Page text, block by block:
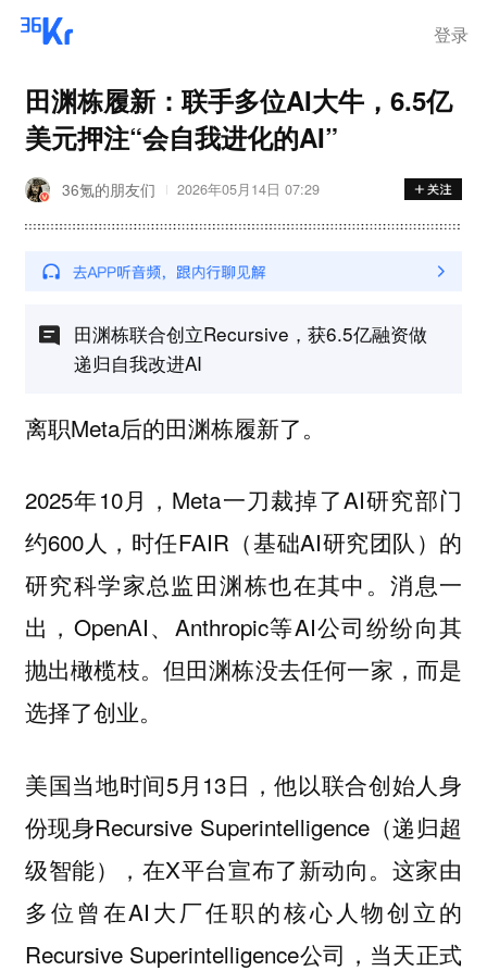
登录
田渊栋履新：联手多位AI大牛，6.5亿
美元押注“会自我进化的AI”
36氪的朋友们 2026年05月14日 07:29
田渊栋联合创立Recursive，获6.5亿融资做
递归自我改进AI
离职Meta后的田渊栋履新了。
2025年10月，Meta一刀裁掉了AI研究部门
约600人，时任FAIR（基础AI研究团队）的
研究科学家总监田渊栋也在其中。消息一
出，OpenAI、Anthropic等AI公司纷纷向其
抛出橄榄枝。但田渊栋没去任何一家，而是
选择了创业。
美国当地时间5月13日，他以联合创始人身
份现身Recursive Superintelligence（递归超
级智能），在X平台宣布了新动向。这家由
多位曾在AI大厂任职的核心人物创立的
Recursive Superintelligence公司，当天正式